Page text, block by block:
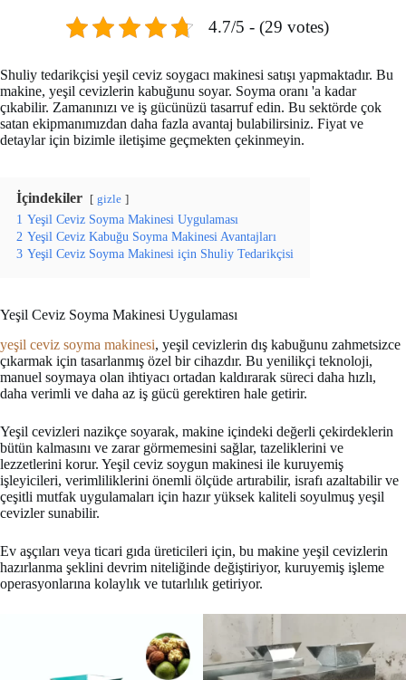
4.7/5 - (29 votes)
Shuliy tedarikçisi yeşil ceviz soygacı makinesi satışı yapmaktadır. Bu
makine, yeşil cevizlerin kabuğunu soyar. Soyma oranı 'a kadar
çıkabilir. Zamanınızı ve iş gücünüzü tasarruf edin. Bu sektörde çok
satan ekipmanımızdan daha fazla avantaj bulabilirsiniz. Fiyat ve
detaylar için bizimle iletişime geçmekten çekinmeyin.
İçindekiler gizle
1 Yeşil Ceviz Soyma Makinesi Uygulaması
2 Yeşil Ceviz Kabuğu Soyma Makinesi Avantajları
3 Yeşil Ceviz Soyma Makinesi için Shuliy Tedarikçisi
Yeşil Ceviz Soyma Makinesi Uygulaması
yeşil ceviz soyma makinesi, yeşil cevizlerin dış kabuğunu zahmetsizce
çıkarmak için tasarlanmış özel bir cihazdır. Bu yenilikçi teknoloji,
manuel soymaya olan ihtiyacı ortadan kaldırarak süreci daha hızlı,
daha verimli ve daha az iş gücü gerektiren hale getirir.
Yeşil cevizleri nazikçe soyarak, makine içindeki değerli çekirdeklerin
bütün kalmasını ve zarar görmemesini sağlar, tazeliklerini ve
lezzetlerini korur. Yeşil ceviz soygun makinesi ile kuruyemiş
işleyicileri, verimliliklerini önemli ölçüde artırabilir, israfı azaltabilir ve
çeşitli mutfak uygulamaları için hazır yüksek kaliteli soyulmuş yeşil
cevizler sunabilir.
Ev aşçıları veya ticari gıda üreticileri için, bu makine yeşil cevizlerin
hazırlanma şeklini devrim niteliğinde değiştiriyor, kuruyemiş işleme
operasyonlarına kolaylık ve tutarlılık getiriyor.